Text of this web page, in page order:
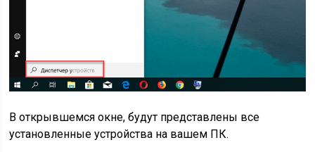
В открывшемся окне, будут представлены все
установленные устройства на вашем ПК.